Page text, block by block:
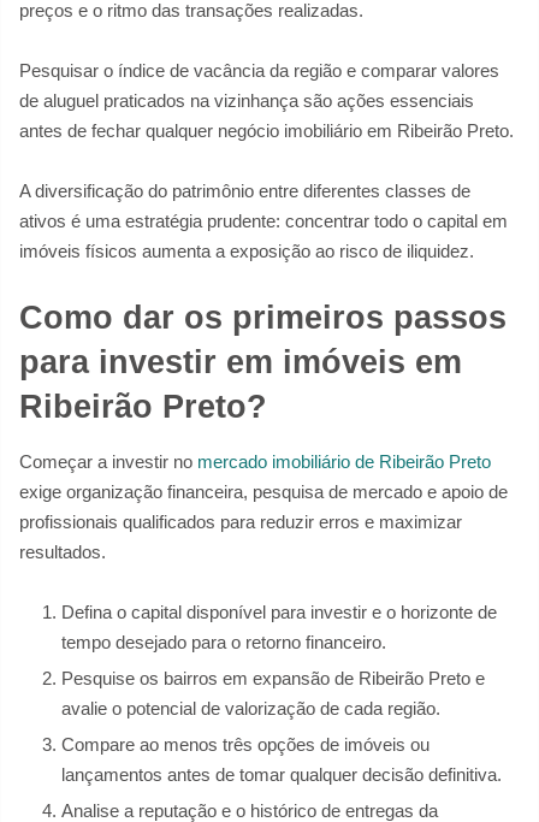
preços e o ritmo das transações realizadas.
Pesquisar o índice de vacância da região e comparar valores
de aluguel praticados na vizinhança são ações essenciais
antes de fechar qualquer negócio imobiliário em Ribeirão Preto.
A diversificação do patrimônio entre diferentes classes de
ativos é uma estratégia prudente: concentrar todo o capital em
imóveis físicos aumenta a exposição ao risco de iliquidez.
Como dar os primeiros passos
para investir em imóveis em
Ribeirão Preto?
Começar a investir no mercado imobiliário de Ribeirão Preto
exige organização financeira, pesquisa de mercado e apoio de
profissionais qualificados para reduzir erros e maximizar
resultados.
Defina o capital disponível para investir e o horizonte de
tempo desejado para o retorno financeiro.
Pesquise os bairros em expansão de Ribeirão Preto e
avalie o potencial de valorização de cada região.
Compare ao menos três opções de imóveis ou
lançamentos antes de tomar qualquer decisão definitiva.
Analise a reputação e o histórico de entregas da